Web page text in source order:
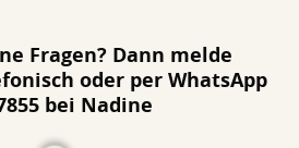
Fragen? Dann melde
oder per WhatsApp
bei Nadine